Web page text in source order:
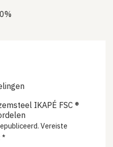
IKAPÉ FSC ®
Vereiste
*